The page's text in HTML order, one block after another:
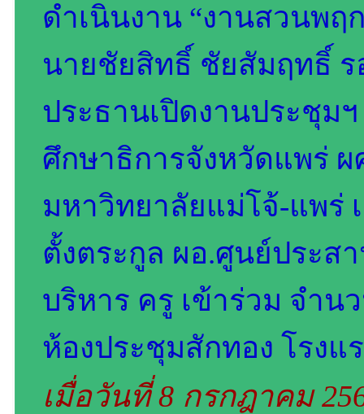
ดำเนินงาน “งานสวนพ
นายชัยสิทธิ์ ชัยสัมฤทธิ์ ร
ประธานเปิดงานประชุม
ศึกษาธิการจังหวัดแพร่
มหาวิทยาลัยแม่โจ้-แพร่
ตั้งตระกูล ผอ.ศูนย์ประส
บริหาร ครู เข้าร่วม จำน
ห้องประชุมสักทอง โรง
เมื่อวันที่ 8 กรกฎาคม